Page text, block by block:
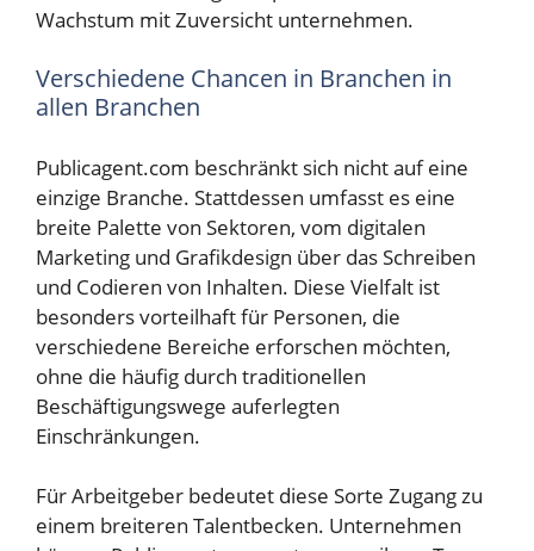
Wachstum mit Zuversicht unternehmen.
Verschiedene Chancen in Branchen in
allen Branchen
Publicagent.com beschränkt sich nicht auf eine
einzige Branche. Stattdessen umfasst es eine
breite Palette von Sektoren, vom digitalen
Marketing und Grafikdesign über das Schreiben
und Codieren von Inhalten. Diese Vielfalt ist
besonders vorteilhaft für Personen, die
verschiedene Bereiche erforschen möchten,
ohne die häufig durch traditionellen
Beschäftigungswege auferlegten
Einschränkungen.
Für Arbeitgeber bedeutet diese Sorte Zugang zu
einem breiteren Talentbecken. Unternehmen